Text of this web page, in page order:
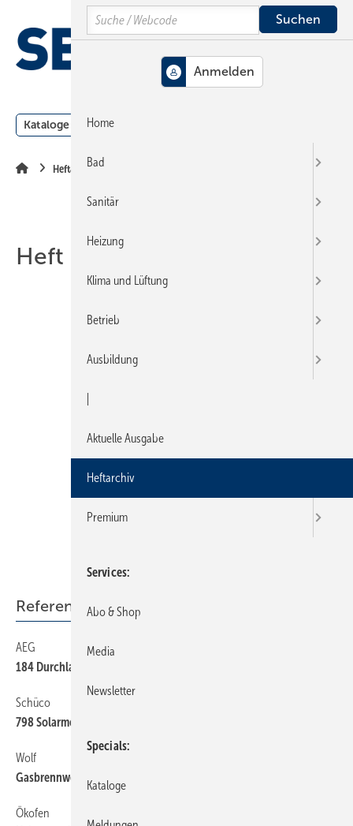
Hauptinhalt
Hauptmenü
SiteSearch
Kataloge Meldungen
Heftarchiv
Heft 01-2009
Referenzobjekte
AEG
184 Durchlauferhitzer in Kölner Wohnsiedlung montiert
Schüco
798 Solarmodule zieren Bielefelder Fußball-Arena
Wolf
Gasbrennwertmittelkessel heizen Schule in Hallertau
Ökofen
Search
Home
Bad
Sanitär
Heizung
Klima und Lüftung
Betrieb
Ausbildung
Aktuelle Ausgabe
Heftarchiv
Premium
Services
Abo & Shop
Media
Newsletter
Specials
Kataloge